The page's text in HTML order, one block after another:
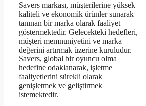
Savers markası, müşterilerine yüksek
kaliteli ve ekonomik ürünler sunarak
tanınan bir marka olarak faaliyet
göstermektedir. Gelecekteki hedefleri,
müşteri memnuniyetini ve marka
değerini artırmak üzerine kuruludur.
Savers, global bir oyuncu olma
hedefine odaklanarak, işletme
faaliyetlerini sürekli olarak
genişletmek ve geliştirmek
istemektedir.